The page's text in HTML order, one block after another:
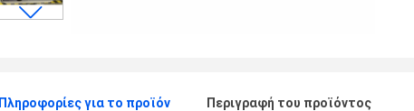
Πληροφορίες για το προϊόν Περιγραφή του προϊόντος